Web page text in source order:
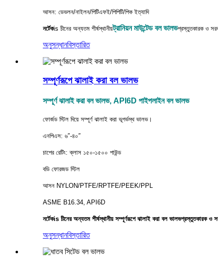
আসন: ডেভলন/নাইলন/পিটিএফই/পিপিটি/পিক ইত্যাদি
নর্টেকis চীনের অন্যতম শীর্ষস্থানীয়ট্রানিয়ন মাউন্টেড বল ভালভপ্রস্তুতকারক ও
অনুসন্ধানবিস্তারিত
সম্পূর্ণরূপে ঝালাই করা বল ভালভ
সম্পূর্ণ ঝালাই করা বল ভালভ, API6D পাইপলাইন বল ভালভ
ফোর্জড স্টিল দিয়ে সম্পূর্ণ ঝালাই করা ভূগর্ভস্থ ভালভ।
এনপিএস: ৬″-৪০″
চাপের রেটিং: ক্লাস ১৫০-১৫০০ পাউন্ড
বডি ফোরজড স্টিল
আসন NYLON/PTFE/RPTFE/PEEK/PPL
ASME B16.34, API6D
নর্টেকis চীনের অন্যতম শীর্ষস্থানীয় সম্পূর্ণরূপে ঝালাই করা বল ভালভপ্রস্তুতকারক ও
অনুসন্ধানবিস্তারিত